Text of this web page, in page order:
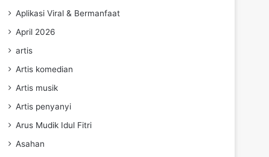
Aplikasi Viral & Bermanfaat
April 2026
artis
Artis komedian
Artis musik
Artis penyanyi
Arus Mudik Idul Fitri
Asahan